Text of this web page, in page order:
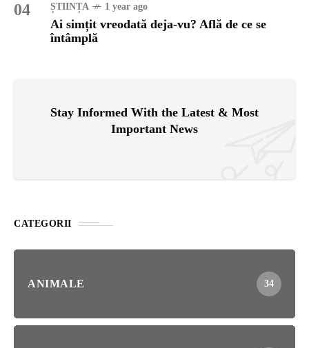
04 ȘTIINȚA 1 year ago
Ai simțit vreodată deja-vu? Află de ce se
întâmplă
Stay Informed With the Latest & Most
Important News
CATEGORII
ANIMALE 34